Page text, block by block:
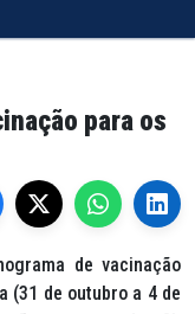
para os
de vacinação
(31 de outubro a 4 de